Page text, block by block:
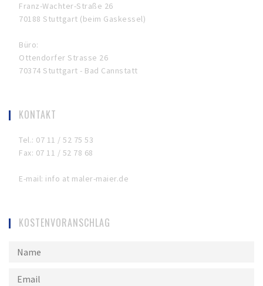
Franz-Wachter-Straße 26
70188 Stuttgart (beim Gaskessel)
Büro:
Ottendorfer Strasse 26
70374 Stuttgart - Bad Cannstatt
KONTAKT
Tel.: 07 11 / 52 75 53
Fax: 07 11 / 52 78 68
E-mail: info at maler-maier.de
KOSTENVORANSCHLAG